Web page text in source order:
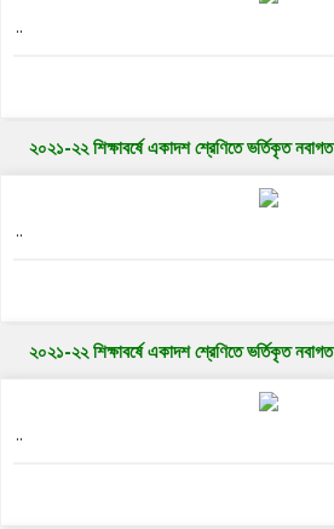
..
২০২১-২২ শিক্ষাবর্ষে একাদশ শ্রেণিতে ভর্তিকৃত নবাগত
..
২০২১-২২ শিক্ষাবর্ষে একাদশ শ্রেণিতে ভর্তিকৃত নবাগত
..